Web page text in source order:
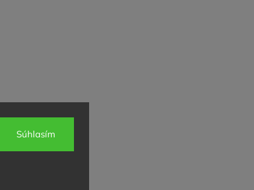
Súhlasím